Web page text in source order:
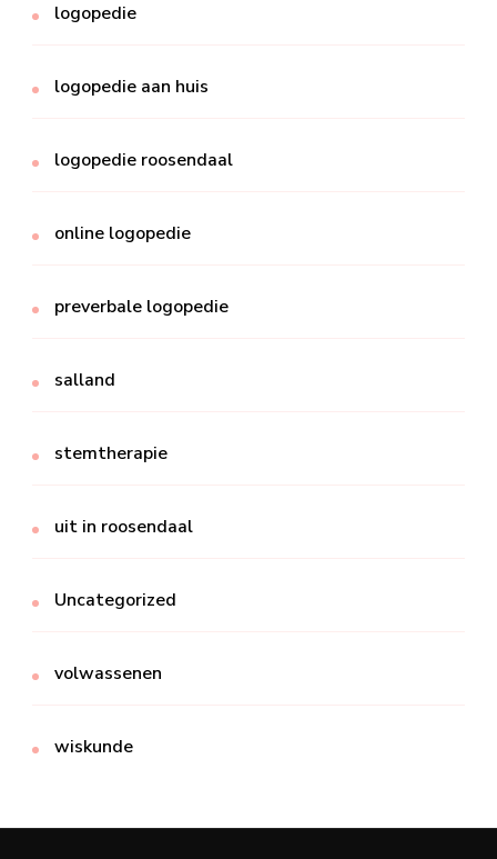
logopedie
logopedie aan huis
logopedie roosendaal
online logopedie
preverbale logopedie
salland
stemtherapie
uit in roosendaal
Uncategorized
volwassenen
wiskunde